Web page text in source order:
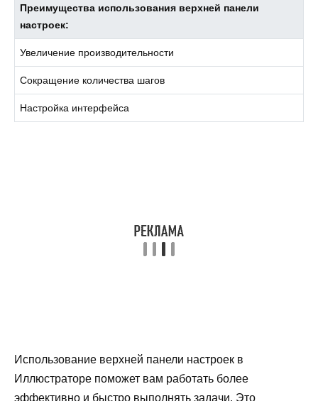
Преимущества использования верхней панели
настроек:
Увеличение производительности
Сокращение количества шагов
Настройка интерфейса
Использование верхней панели настроек в
Иллюстраторе поможет вам работать более
эффективно и быстро выполнять задачи. Это